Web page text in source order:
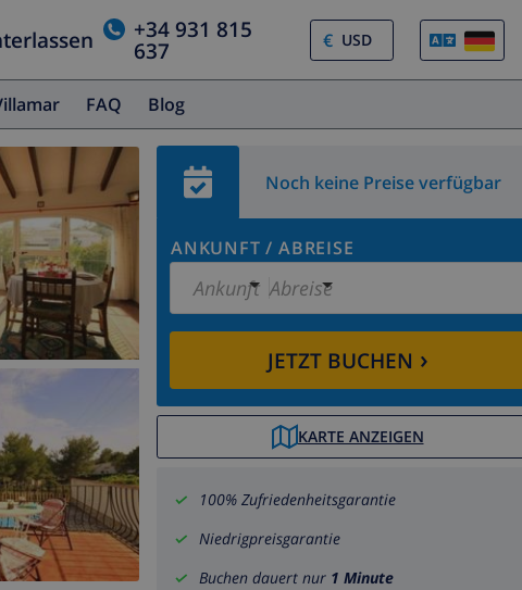
+34 931 815
637 €
FAQ Blog
Noch keine Preise verfügbar
ANKUNFT / ABREISE
Ankunft Abreise
JETZT BUCHEN ›
KARTE ANZEIGEN
100% Zufriedenheitsgarantie
Niedrigpreisgarantie
Buchen dauert nur 1 Minute